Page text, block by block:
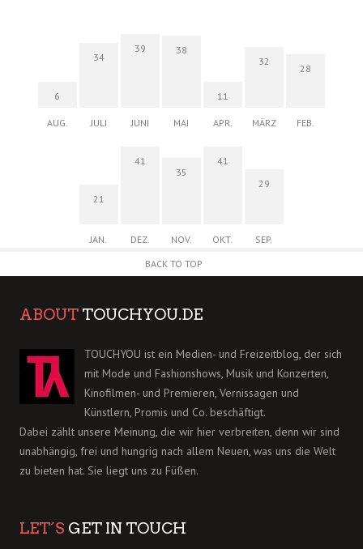
6
AUG.
34
JULI
39
JUNI
38
MAI
11
APR.
32
MÄRZ
28
FEB.
21
JAN.
41
DEZ.
35
NOV.
41
OKT.
29
SEP.
BACK TO TOP
ABOUT TOUCHYOU.DE
TOUCHYOU ist ein Medien- und Freizeitblog, der sich
mit Mode und Fashionshows, Musik und Konzerten,
Kinofilmen- und Premieren, Vernissagen und
Künstlern, Promis und Co. beschäftigt.
Dabei zählt unsere Meinung, die wir hier verbreiten, denn wir sind
unabhängig, frei und hungrig nach allem Neuen, was uns die Welt
zu bieten hat. Sie liegt uns zu Füßen.
LET´S GET IN TOUCH